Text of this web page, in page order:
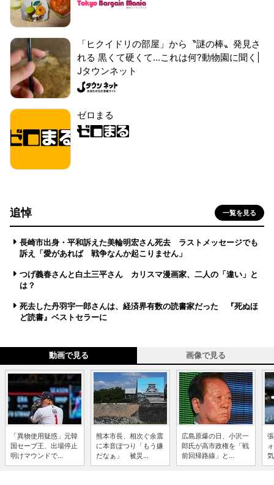
「ヒクイドリの部屋」から〝謎の棒〟発見さ
れる 黒くて硬くて...これは何?動物園に聞く|
Jタウンネット
ゼロまる
追悼 一覧を見る
長崎市出身・平和訴えた美輪明宏さん死去 ラストメッセージでも
訴え「愛があれば 戦争なんか起こりません」
つげ義春さんと白土三平さん カリスマ漫画家、二人の「違い」と
は？
死去した丹羽宇一郎さんは、経済界有数の読書家だった 『死ぬほ
ど読書』ベストセラーに
動画で見る 画像で見る
「異物使用疑惑」元韓
国セーブ王、出場停止
明けマウンドで...
熊本市長、相次ぐ余震
に本音ぽつり「もう嫌
だなぁ」 被災...
広島原爆の日、小沢一
郎氏が高市政権を「戦
前回帰路線」と...